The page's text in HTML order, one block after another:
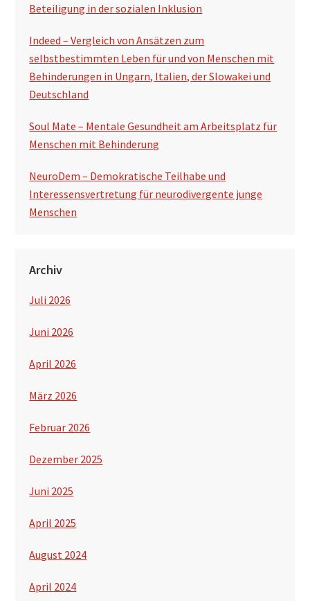
Beteiligung in der sozialen Inklusion
Indeed – Vergleich von Ansätzen zum
selbstbestimmten Leben für und von Menschen mit
Behinderungen in Ungarn, Italien, der Slowakei und
Deutschland
Soul Mate – Mentale Gesundheit am Arbeitsplatz für
Menschen mit Behinderung
NeuroDem – Demokratische Teilhabe und
Interessensvertretung für neurodivergente junge
Menschen
Archiv
Juli 2026
Juni 2026
April 2026
März 2026
Februar 2026
Dezember 2025
Juni 2025
April 2025
August 2024
April 2024